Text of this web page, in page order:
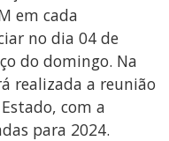
em cada
no dia 04 de
do domingo. Na
realizada a reunião
com a
para 2024.